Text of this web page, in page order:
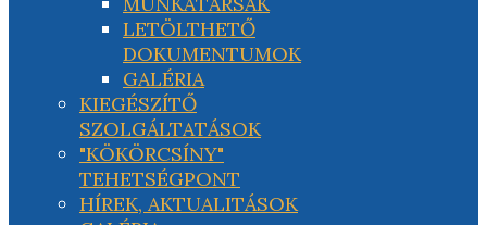
LETÖLTHETŐ
DOKUMENTUMOK
GALÉRIA
KIEGÉSZÍTŐ
SZOLGÁLTATÁSOK
"KÖKÖRCSÍNY"
TEHETSÉGPONT
HÍREK, AKTUALITÁSOK